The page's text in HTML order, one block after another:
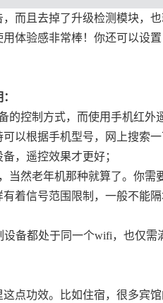
而且去掉了升级检测模块，
体验感非常棒！你还可以设
的控制方式，而使用手机红
以根据手机型号，网上搜索
，遥控效果才更好；
当然老年机那种就算了。你
着信号范围限制，一般不能
备都处于同一个wifi，也仅
点功效。比如住宿，很多宾